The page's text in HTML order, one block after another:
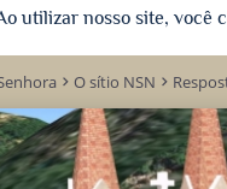
utilizar nosso site, você
keyboard_arrow_right O sítio NSN keyboard_arrow_right